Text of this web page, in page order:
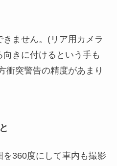
ません。(リア用カメラ
きに付けるという手も
衝突警告の精度があまり
を360度にして車内も撮影